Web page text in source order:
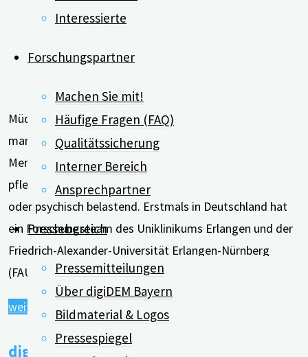
Interessierte
Forschungspartner
Machen Sie mit!
Häufige Fragen (FAQ)
Qualitätssicherung
Interner Bereich
Ansprechpartner
Pressebereich
Pressemitteilungen
Über digiDEM Bayern
Bildmaterial & Logos
Pressespiegel
Müdigkeit, Stress, wenig Freizeit oder das Gefühl
mangelnder Anerkennung: Angehörige, die zum Beispiel
Menschen mit Demenz in ihrem häuslichen Umfeld
pflegen, empfinden ihre Tätigkeit oft als überfordernd
oder psychisch belastend. Erstmals in Deutschland hat
ein Forschungsteam des Uniklinikums Erlangen und der
Friedrich-Alexander-Universität Erlangen-Nürnberg
(FAU) in einer aktuellen Studie die positiven Seiten …
weiterlesen"Häusliche
digiDEM Bayern erhält Förderbescheid